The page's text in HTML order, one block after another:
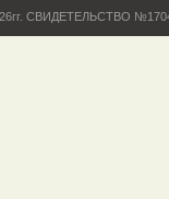
СВИДЕТЕЛЬСТВО